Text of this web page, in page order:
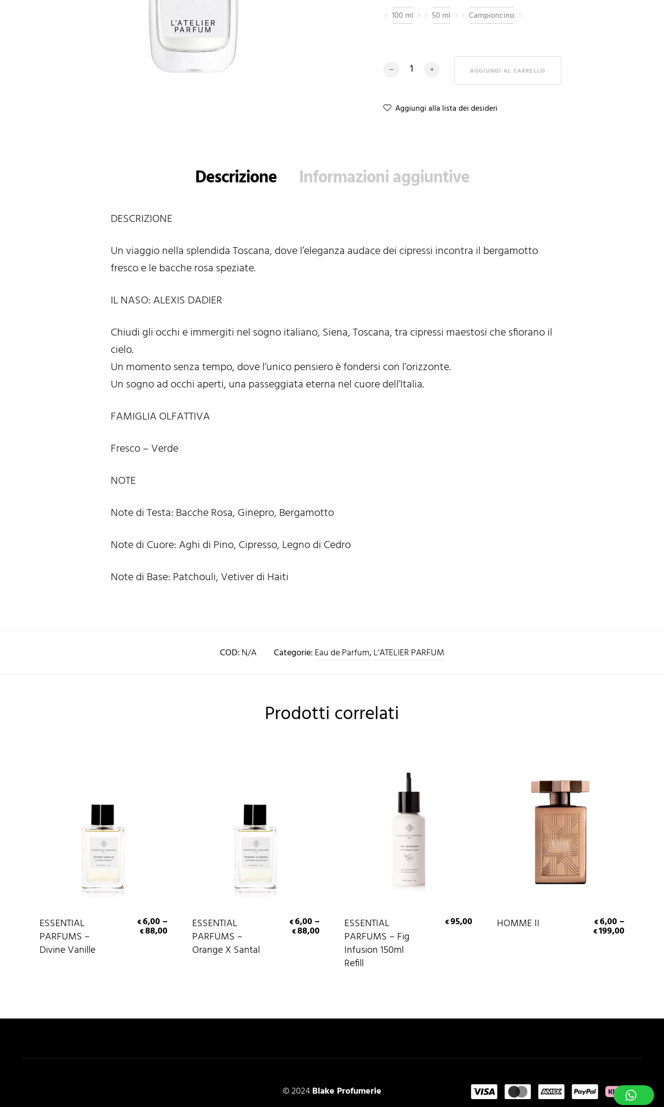
100 ml 50 ml Campioncino
L’Atelier Parfum - Cypress Shadow quantità
AGGIUNGI AL CARRELLO
Aggiungi alla lista dei desideri
Descrizione Informazioni aggiuntive
DESCRIZIONE
Un viaggio nella splendida Toscana, dove l’eleganza audace dei cipressi incontra il bergamotto
fresco e le bacche rosa speziate.
IL NASO: ALEXIS DADIER
Chiudi gli occhi e immergiti nel sogno italiano, Siena, Toscana, tra cipressi maestosi che sfiorano il
cielo.
Un momento senza tempo, dove l’unico pensiero è fondersi con l’orizzonte.
Un sogno ad occhi aperti, una passeggiata eterna nel cuore dell’Italia.
FAMIGLIA OLFATTIVA
Fresco – Verde
NOTE
Note di Testa: Bacche Rosa, Ginepro, Bergamotto
Note di Cuore: Aghi di Pino, Cipresso, Legno di Cedro
Note di Base: Patchouli, Vetiver di Haiti
COD: N/A Categorie: Eau de Parfum,L’ATELIER PARFUM
Prodotti correlati
ESSENTIAL
PARFUMS –
Divine Vanille
€6,00–
€88,00
ESSENTIAL
PARFUMS –
Orange X Santal
€6,00–
€88,00
Aggiungi Al Carrello
ESSENTIAL
PARFUMS – Fig
Infusion 150ml
Refill
€95,00 HOMME II €6,00–
€199,00
© 2024Blake Profumerie